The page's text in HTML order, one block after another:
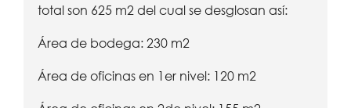
total son 625 m2 del cual se desglosan así:
Área de bodega: 230 m2
Área de oficinas en 1er nivel: 120 m2